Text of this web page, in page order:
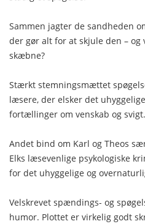
Sammen jagter de sandheden
der gør alt for at skjule den – og
skæbne?
Stærkt stemningsmættet
læsere, der elsker det
fortællinger om venskab og svigt.
Andet bind om Karl og Theos
Elks læsevenlige psykologiske
for det uhyggelige og
Velskrevet spændings- og
humor. Plottet er virkelig godt